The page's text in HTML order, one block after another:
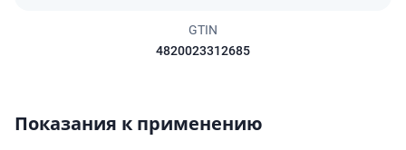
GTIN
4820023312685
Показания к применению